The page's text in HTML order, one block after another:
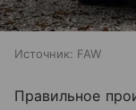
Источник: FAW
Правильное